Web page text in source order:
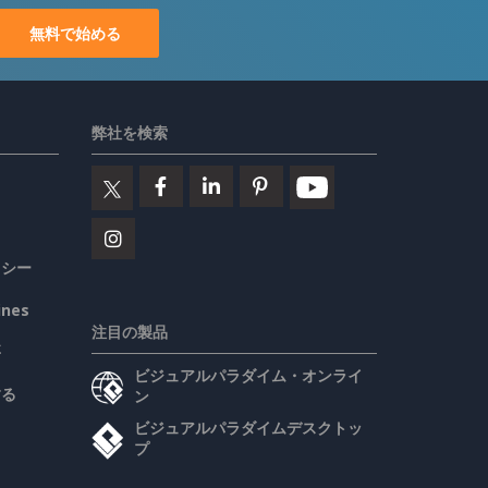
無料で始める
ー
弊社を検索
注目の製品
ビジュアルパラダイム・オンライ
ン
ビジュアルパラダイムデスクトッ
プ